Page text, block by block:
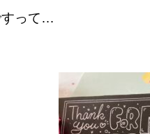
すって…